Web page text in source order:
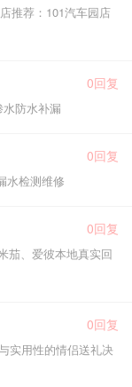
推荐：101汽车园店
0回复
防水补漏
0回复
水检测维修
0回复
茄、爱彼本地真实回
0回复
实用性的情侣送礼决